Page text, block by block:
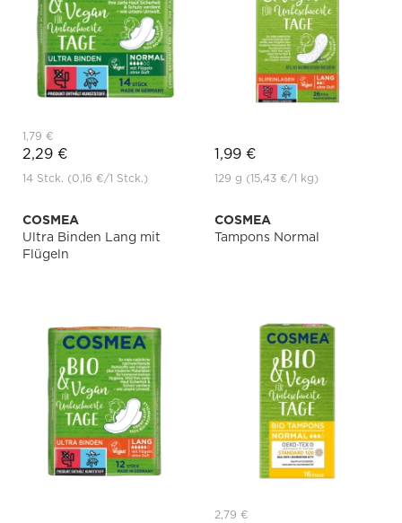
1,79 €
2,29 €
14 Stck. (0,16 €/1 Stck.)
1,99 €
129 g (15,43 €/1 kg)
COSMEA
Ultra Binden Lang mit
Flügeln
COSMEA
Tampons Normal
2,79 €